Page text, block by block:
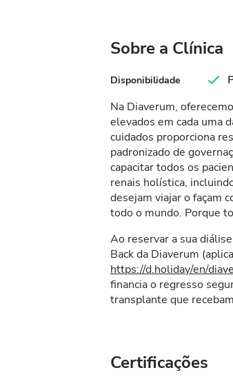
Sobre a Clínica
Disponibilidade
Na Diaverum,
elevados em cada uma
cuidados proporciona
padronizado de
capacitar todos os
renais holística,
desejam viajar o façam
todo o mundo. Porque
Ao reservar a sua
Back da Diaverum
https://d.holiday/en/
financia o regresso
transplante que
Certificações